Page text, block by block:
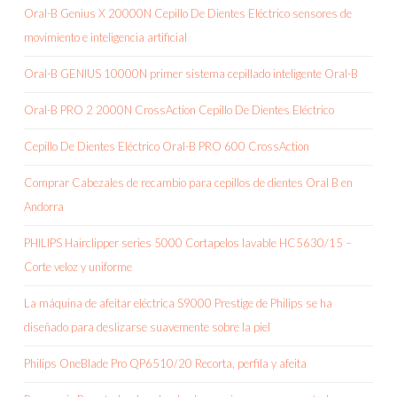
Oral-B Genius X 20000N Cepillo De Dientes Eléctrico sensores de
movimiento e inteligencia artificial
Oral-B GENIUS 10000N primer sistema cepillado inteligente Oral-B
Oral-B PRO 2 2000N CrossAction Cepillo De Dientes Eléctrico
Cepillo De Dientes Eléctrico Oral-B PRO 600 CrossAction
Comprar Cabezales de recambio para cepillos de dientes Oral B en
Andorra
PHILIPS Hairclipper series 5000 Cortapelos lavable HC5630/15 –
Corte veloz y uniforme
La máquina de afeitar eléctrica S9000 Prestige de Philips se ha
diseñado para deslizarse suavemente sobre la piel
Philips OneBlade Pro QP6510/20 Recorta, perfila y afeita